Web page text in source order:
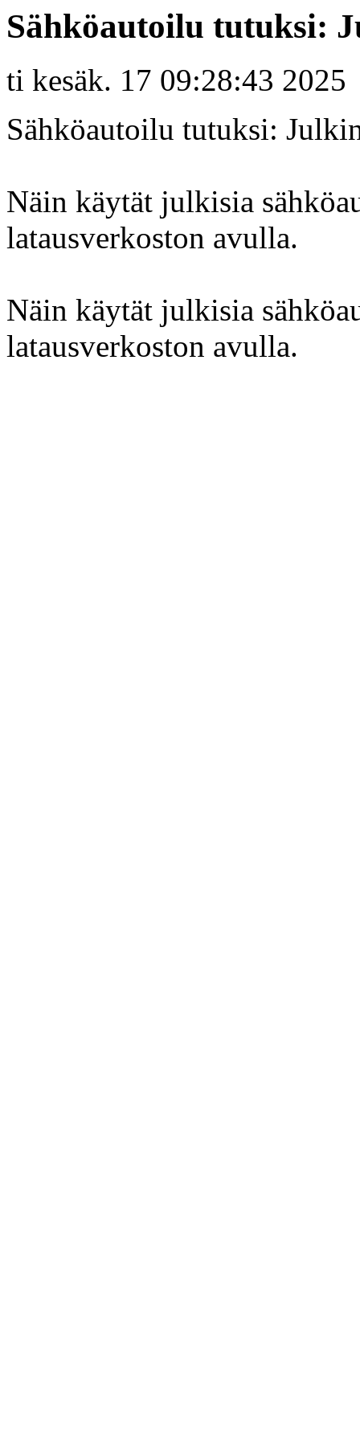
Sähköautoilu tutuksi:
ti kesäk. 17 09:28:43 2025
Sähköautoilu tutuksi:
Näin käytät julkisia
latausverkoston avulla.
Näin käytät julkisia
latausverkoston avulla.